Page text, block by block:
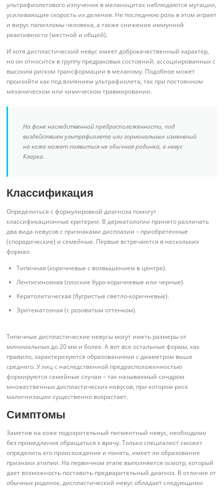
ультрафиолетового излучения в меланоцитах наблюдаются мутации,
усиливающие скорость их деления. Не последнюю роль в этом играет
и вирус папилломы человека, а также снижение иммунной
реактивности (местной и общей).
И хотя диспластический невус имеет доброкачественный характер,
но он относится в группу предраковых состояний, ассоциированных с
высоким риском трансформации в меланому. Подобное может
произойти как под влиянием ультрафиолета, так при постоянном
механическом или химическом травмировании.
На фоне наследственной предрасположенности, под
воздействием ультрафиолета или гормональных изменений
на коже может появиться не обычная родинка, а невус
Кларка.
Классификация
Определиться с формулировкой диагноза помогут
классификационные критерии. В дерматологии принято различать
два вида невусов с признаками дисплазии – приобретенные
(спорадические) и семейные. Первые встречаются в нескольких
формах:
Типичная (коричневые с возвышением в центре).
Лентигинозная (плоские буро-коричневые или черные).
Кератолитическая (бугристые светло-коричневые).
Эритематозная (с розоватым оттенком).
Типичные диспластические невусы могут иметь размеры от
минимальных до 20 мм и более. А вот все остальные формы, как
правило, характеризуются образованиями с диаметром выше
среднего. У лиц с наследственной предрасположенностью
формируются семейные случаи – так называемый синдром
множественных диспластических невусов, при котором риск
малигнизации существенно возрастает.
Симптомы
Заметив на коже подозрительный пигментный невус, необходимо
без промедления обращаться к врачу. Только специалист сможет
определить его происхождение и понять, имеет ли образование
признаки атипии. На первичном этапе выполняется осмотр, который
дает возможность поставить предварительный диагноз. В отличие от
обычных родинок, диспластический невус обладает следующими